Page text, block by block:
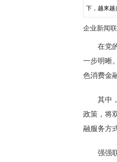
下，越来越
企业新闻联
在党
一步明晰
色消费金
其中
政策，将
融服务方
强强